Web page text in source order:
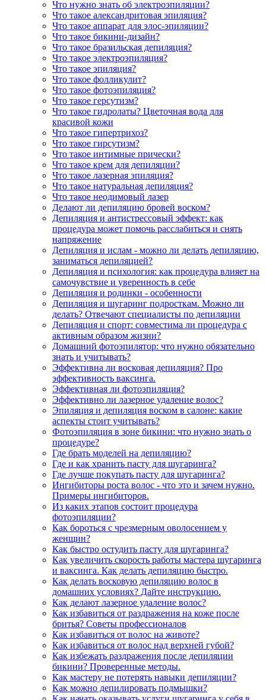
Что нужно знать об электроэпиляции?
Что такое александритовая эпиляция?
Что такое аппарат для элос-эпиляции?
Что такое бикини-дизайн?
Что такое бразильская депиляция?
Что такое электроэпиляция?
Что такое эпиляция?
Что такое фолликулит?
Что такое фотоэпиляция?
Что такое герсутизм?
Что такое гидролаты? Цветочная вода для
красивой кожи
Что такое гипертрихоз?
Что такое гирсутизм?
Что такое интимные прически?
Что такое крем для депиляции?
Что такое лазерная эпиляция?
Что такое натуральная депиляция?
Что такое неодимовый лазер
Делают ли депиляцию бровей воском?
Депиляция и антистрессовый эффект: как
процедура может помочь расслабиться и снять
напряжение
Депиляция и ислам - можно ли делать депиляцию,
заниматься депиляцией?
Депиляция и психология: как процедура влияет на
самочувствие и уверенность в себе
Депиляция и родинки - особенности
Депиляция и шугаринг подросткам. Можно ли
делать? Отвечают специалисты по депиляции
Депиляция и спорт: совместима ли процедура с
активным образом жизни?
Домашний фотоэпилятор: что нужно обязательно
знать и учитывать?
Эффективна ли восковая депиляция? Про
эффективность ваксинга.
Эффективная ли фотоэпиляция?
Эффективно ли лазерное удаление волос?
Эпиляция и депиляция воском в салоне: какие
аспекты стоит учитывать?
Фотоэпиляция в зоне бикини: что нужно знать о
процедуре?
Где брать моделей на депиляцию?
Где и как хранить пасту для шугаринга?
Где лучше покупать пасту для шугаринга?
Ингибиторы роста волос - что это и зачем нужно.
Примеры ингибиторов.
Из каких этапов состоит процедура
фотоэпиляции?
Как бороться с чрезмерным оволосением у
женщин?
Как быстро остудить пасту для шугаринга?
Как увеличить скорость работы мастера шугаринга
и ваксинга. Как делать депиляцию быстро.
Как делать восковую депиляцию волос в
домашних условиях? Дайте инструкцию.
Как делают лазерное удаление волос?
Как избавиться от раздражения на коже после
бритья? Советы профессионалов
Как избавиться от волос на животе?
Как избавиться от волос над верхней губой?
Как избежать раздражения после депиляции
бикини? Проверенные методы.
Как мастеру не потерять навыки депиляции?
Как можно депилировать подмышки?